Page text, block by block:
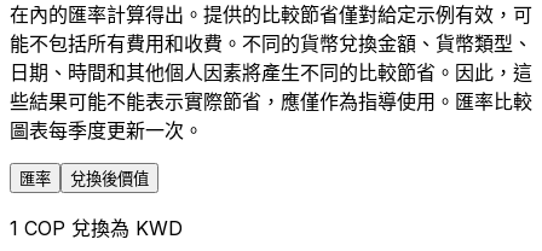
在內的匯率計算得出。提供的比較節省僅對給定示例有效，可
能不包括所有費用和收費。不同的貨幣兌換金額、貨幣類型、
日期、時間和其他個人因素將產生不同的比較節省。因此，這
些結果可能不能表示實際節省，應僅作為指導使用。匯率比較
圖表每季度更新一次。
匯率 兌換後價值
1 COP 兌換為 KWD